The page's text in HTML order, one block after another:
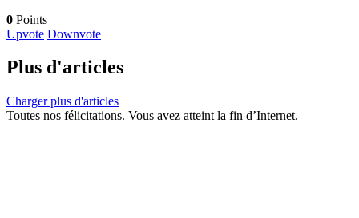
0 Points
Upvote Downvote
Plus d'articles
Charger plus d'articles
Toutes nos félicitations. Vous avez atteint la fin d’Internet.